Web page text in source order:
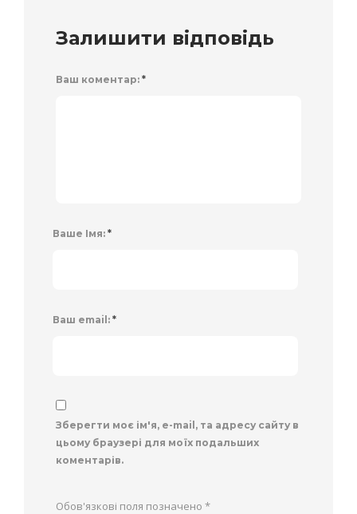
Залишити відповідь
Ваш коментар: *
Ваше Імя: *
Ваш email: *
Зберегти моє ім'я, e-mail, та адресу сайту в
цьому браузері для моїх подальших
коментарів.
Обов'язкові поля позначено *